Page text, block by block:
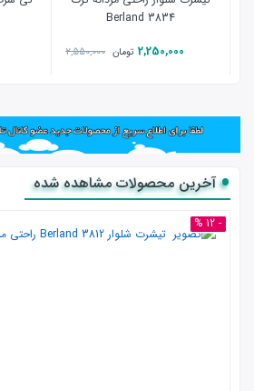
3834 Berland
2,250,000 تومان 2,550,000
آخرین محصولات مشاهده شده
- 12 %